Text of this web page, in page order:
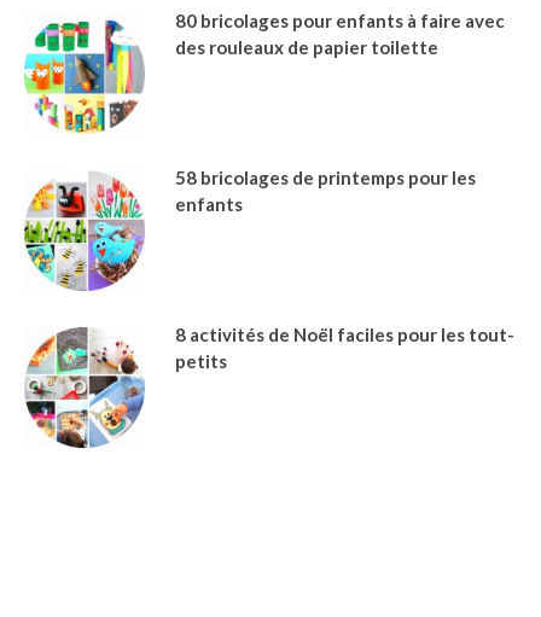
80 bricolages pour enfants à faire avec
des rouleaux de papier toilette
58 bricolages de printemps pour les
enfants
8 activités de Noël faciles pour les tout-
petits